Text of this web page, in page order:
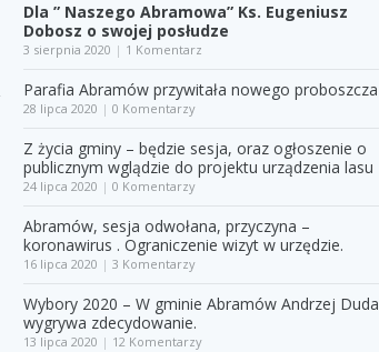
Dla ” Naszego Abramowa” Ks. Eugeniusz
Dobosz o swojej posłudze
3 sierpnia 2020 | 1 Komentarz
Parafia Abramów przywitała nowego proboszcza
28 lipca 2020 | 0 Komentarzy
Z życia gminy – będzie sesja, oraz ogłoszenie o
publicznym wglądzie do projektu urządzenia lasu
24 lipca 2020 | 0 Komentarzy
Abramów, sesja odwołana, przyczyna –
koronawirus . Ograniczenie wizyt w urzędzie.
16 lipca 2020 | 3 Komentarzy
Wybory 2020 – W gminie Abramów Andrzej Duda
wygrywa zdecydowanie.
13 lipca 2020 | 12 Komentarzy